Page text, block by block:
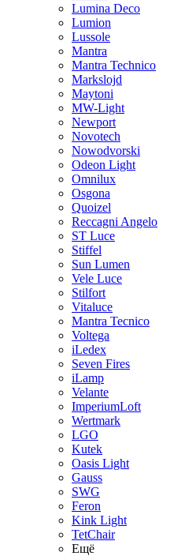
Lumina Deco
Lumion
Lussole
Mantra
Mantra Technico
Markslojd
Maytoni
MW-Light
Newport
Novotech
Nowodvorski
Odeon Light
Omnilux
Osgona
Quoizel
Reccagni Angelo
ST Luce
Stiffel
Sun Lumen
Vele Luce
Stilfort
Vitaluce
Mantra Tecnico
Voltega
iLedex
Seven Fires
iLamp
Velante
ImperiumLoft
Wertmark
LGO
Kutek
Oasis Light
Gauss
SWG
Feron
Kink Light
TetСhair
Ещё